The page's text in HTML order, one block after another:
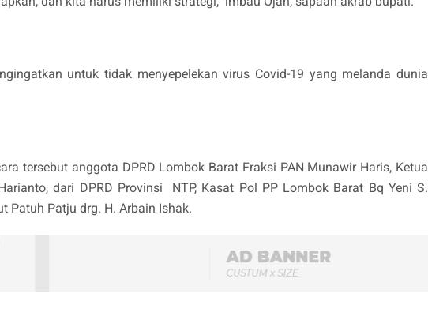
untuk tidak menyepelekan virus Covid-19 yang melanda dunia
tersebut anggota DPRD Lombok Barat Fraksi PAN Munawir Haris, Ketua
dari DPRD Provinsi NTP, Kasat Pol PP Lombok Barat Bq Yeni S.
Patuh Patju drg. H. Arbain Ishak.